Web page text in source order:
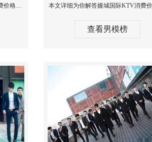
本文详细为你解答尚都国际KTV消费价格点评，更多关于哪个KTV酒吧夜场男模公关型男最帅免费咨询1333 867 6881微信同步
查看男模榜